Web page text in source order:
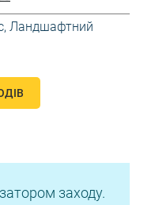
, Ландшафтний
заходу.